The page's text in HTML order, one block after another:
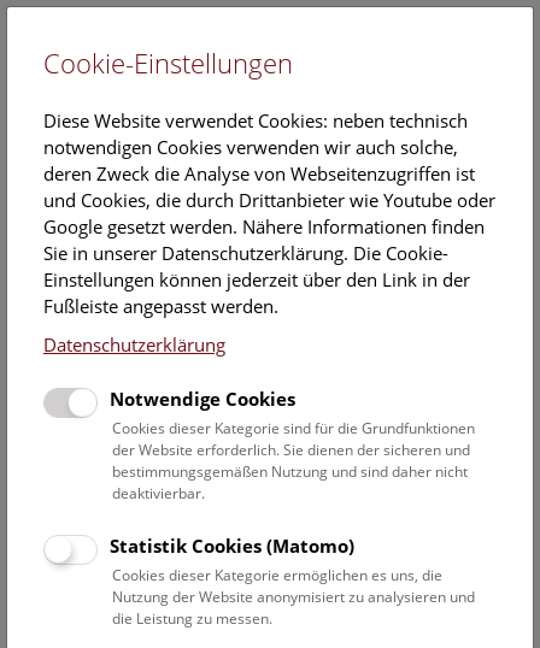
EN
#NHMWienFromHome – Neues
Vermittlungsformat des Naturhistorischen
Museums Wien ist online
Die Schließung des NHM Wien zur Eindämmung des
Coronavirus veranlasst das Haus, neue Vermittlungsformate
in den digitalen Raum zu transportieren und das Online-
Angebot zu verstärken. Eigens für die Gruppe der Kinder
Vermittlungsformat #NHMWienFromHome entwickelt.
Pressetext Bilder
Cookie-Einstellungen
Diese Website verwendet Cookies: neben technisch
notwendigen Cookies verwenden wir auch solche,
deren Zweck die Analyse von Webseitenzugriffen ist
und Cookies, die durch Drittanbieter wie Youtube oder
Google gesetzt werden. Nähere Informationen finden
Sie in unserer Datenschutzerklärung. Die Cookie-
Einstellungen können jederzeit über den Link in der
Fußleiste angepasst werden.
Datenschutzerklärung
Notwendige Cookies
Cookies dieser Kategorie sind für die Grundfunktionen
der Website erforderlich. Sie dienen der sicheren und
bestimmungsgemäßen Nutzung und sind daher nicht
deaktivierbar.
Statistik Cookies (Matomo)
Cookies dieser Kategorie ermöglichen es uns, die
Nutzung der Website anonymisiert zu analysieren und
die Leistung zu messen.